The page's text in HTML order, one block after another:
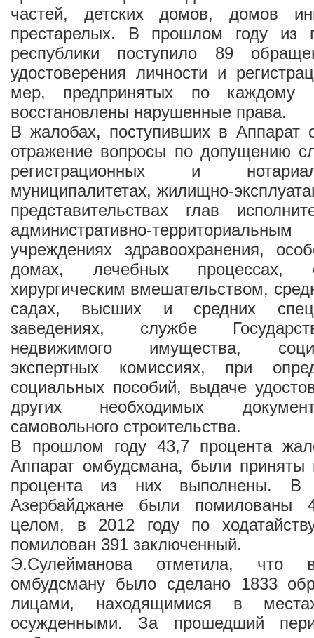
частей, детских домов, домов
престарелых. В прошлом году из
республики поступило 89
удостоверения личности и
мер, предпринятых по каждому
восстановлены нарушенные права.
В жалобах, поступивших в Аппарат
отражение вопросы по допущению
регистрационных и
муниципалитетах, жилищно-
представительствах глав
административно-
учреждениях здравоохранения,
домах, лечебных процессах,
хирургическим вмешательством,
садах, высших и средних
заведениях, службе
недвижимого имущества,
экспертных комиссиях, при
социальных пособий, выдаче
других необходимых
самовольного строительства.
В прошлом году 43,7 процента
Аппарат омбудсмана, были приняты
процента из них выполнены.
Азербайджане были помилованы
целом, в 2012 году по
помилован 391 заключенный.
Э.Сулейманова отметила,
омбудсману было сделано 1833
лицами, находящимися в
осужденными. За прошедший